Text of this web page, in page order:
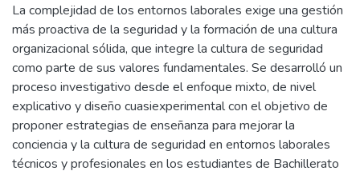
La complejidad de los entornos laborales exige una gestión
más proactiva de la seguridad y la formación de una cultura
organizacional sólida, que integre la cultura de seguridad
como parte de sus valores fundamentales. Se desarrolló un
proceso investigativo desde el enfoque mixto, de nivel
explicativo y diseño cuasiexperimental con el objetivo de
proponer estrategias de enseñanza para mejorar la
conciencia y la cultura de seguridad en entornos laborales
técnicos y profesionales en los estudiantes de Bachillerato